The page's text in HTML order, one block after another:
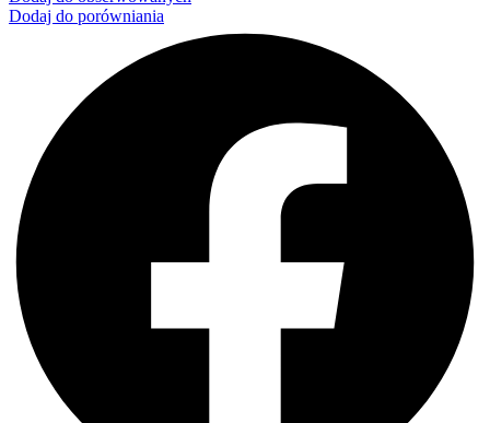
Dodaj do porówniania